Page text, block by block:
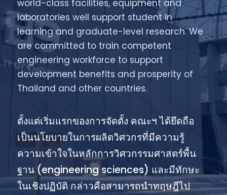
world-class facilities, equipment and
laboratories well support student in
learning and graduate-level research. We
are committed to train competent
engineering workforce to support
development benefits and prosperity of
Thailand and other countries.
ตั้งแต่เริ่มแรกของการจัดตั้ง คณะฯ ได้ยึดถือ
เป็นนโยบายในการผลิตวิศวกรที่มีความรู้
ความเข้าใจในหลักการวิศวกรรมศาสตร์พื้น
ฐาน (engineering sciences) และมีทักษะ
ในเชิงปฏิบัติ กล่าวคือสามารถนำทฤษฎีไป